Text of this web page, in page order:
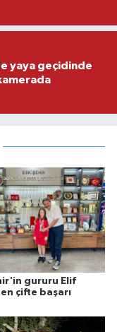
yaya geçidinde
gururu Elif
çifte başarı